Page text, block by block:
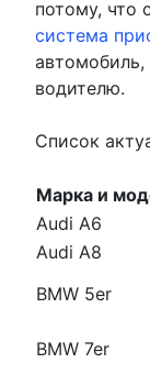
потому, что
система
автомобиль,
водителю.
Список
Марка и
Audi A6
Audi A8
BMW 5er
BMW 7er